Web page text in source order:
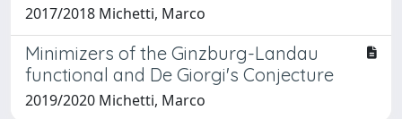
2017/2018 Michetti, Marco
Minimizers of the Ginzburg-Landau
functional and De Giorgi's Conjecture
2019/2020 Michetti, Marco